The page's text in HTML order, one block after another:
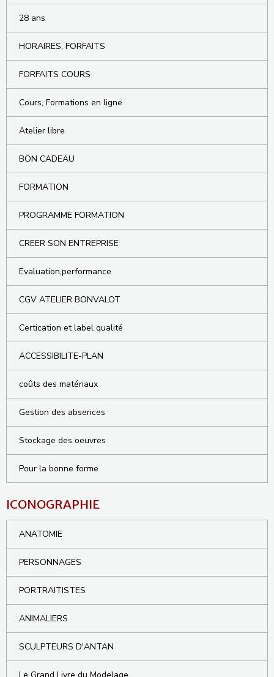
28 ans
HORAIRES, FORFAITS
FORFAITS COURS
Cours, Formations en ligne
Atelier libre
BON CADEAU
FORMATION
PROGRAMME FORMATION
CREER SON ENTREPRISE
Evaluation,performance
CGV ATELIER BONVALOT
Certication et label qualité
ACCESSIBILITE-PLAN
coûts des matériaux
Gestion des absences
Stockage des oeuvres
Pour la bonne forme
ICONOGRAPHIE
ANATOMIE
PERSONNAGES
PORTRAITISTES
ANIMALIERS
SCULPTEURS D'ANTAN